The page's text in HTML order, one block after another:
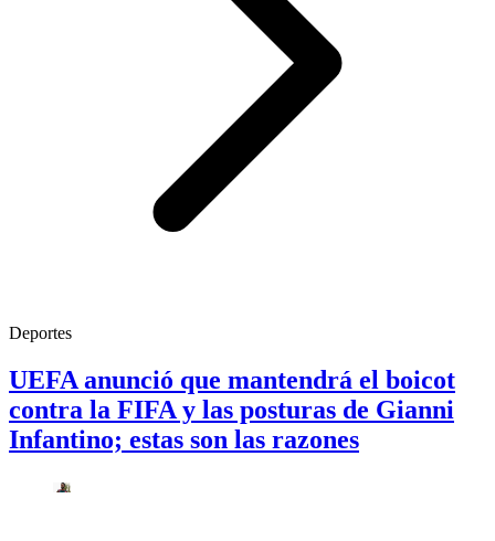
Deportes
UEFA anunció que mantendrá el boicot
contra la FIFA y las posturas de Gianni
Infantino; estas son las razones